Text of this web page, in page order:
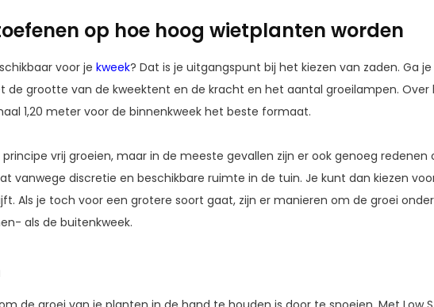
op hoe hoog wietplanten worden
voor jekweek? Dat is je uitgangspunt bij het kiezen van zaden. Ga
de grootte van de kweektent en de kracht en het aantal groeilampen.
1,20 meter voor de binnenkweek het beste formaat.
vrij groeien, maar in de meeste gevallen zijn er ook genoeg
vanwege discretie en beschikbare ruimte in de tuin. Je kunt dan kiezen
Als je toch voor een grotere soort gaat, zijn er manieren om de groei
als de buitenkweek.